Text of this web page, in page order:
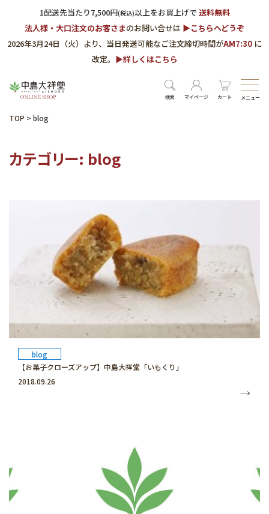
1配送先当たり7,500円(税込)以上をお買上げで 送料無料
法人様・大口注文のお客さまのお問い合せは ▶︎こちらへどうぞ
2026年3月24日（火）より、当日発送可能なご注文締切時間がAM7:30 に
改定。 ▶︎詳しくはこちら
検索 マイページ カート メニュー
TOP > blog
カテゴリー: blog
blog
【お菓子クローズアップ】中島大祥堂「いもくり」
2018.09.26